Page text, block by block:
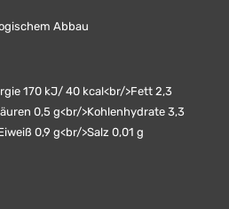
Abbau
170 kJ/ 40 kcal<br/>Fett 2,3
0,5 g<br/>Kohlenhydrate 3,3
0,9 g<br/>Salz 0,01 g